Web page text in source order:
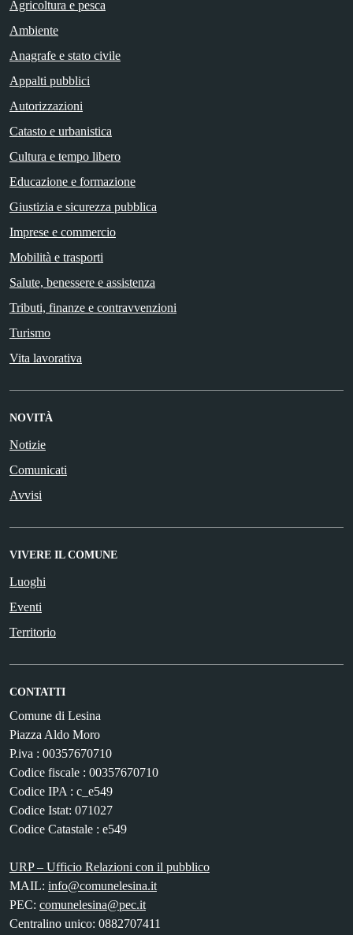
Agricoltura e pesca
Ambiente
Anagrafe e stato civile
Appalti pubblici
Autorizzazioni
Catasto e urbanistica
Cultura e tempo libero
Educazione e formazione
Giustizia e sicurezza pubblica
Imprese e commercio
Mobilità e trasporti
Salute, benessere e assistenza
Tributi, finanze e contravvenzioni
Turismo
Vita lavorativa
NOVITÀ
Notizie
Comunicati
Avvisi
VIVERE IL COMUNE
Luoghi
Eventi
Territorio
CONTATTI
Comune di Lesina
Piazza Aldo Moro
P.iva : 00357670710
Codice fiscale : 00357670710
Codice IPA : c_e549
Codice Istat: 071027
Codice Catastale : e549
URP – Ufficio Relazioni con il pubblico
MAIL: info@comunelesina.it
PEC: comunelesina@pec.it
Centralino unico: 0882707411